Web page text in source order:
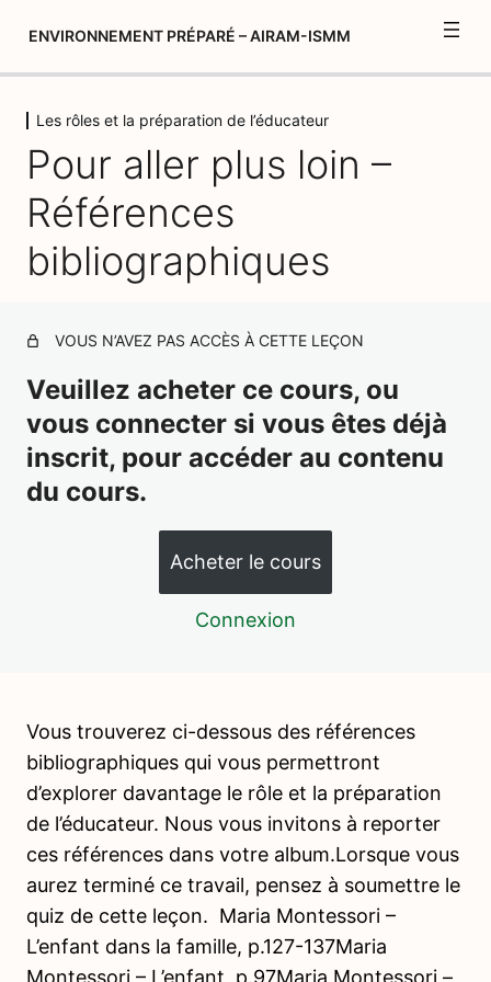
ENVIRONNEMENT PRÉPARÉ – AIRAM-ISMM
Créer votre album de formation
2 leçons, 1 quiz
Introduction
1 leçon, 1 quiz
6 leçons, 5 quiz
Les rôles et la préparation de
l'éducateur
Les rôles et la préparation de l'éducateur
Les rôles et la préparation de l'éducateur – Pour
approfondir
Pour aller plus loin – Références bibliographiques
Aide utile, aide inutile
nationale
7 leçons, 6 quiz
Les rôles et la préparation de l’éducateur
Pour aller plus loin –
Références
bibliographiques
VOUS N’AVEZ PAS ACCÈS À CETTE LEÇON
Veuillez acheter ce cours, ou
vous connecter si vous êtes déjà
inscrit, pour accéder au contenu
du cours.
Acheter le cours
Connexion
Vous trouverez ci-dessous des références
bibliographiques qui vous permettront
d’explorer davantage le rôle et la préparation
de l’éducateur. Nous vous invitons à reporter
ces références dans votre album.Lorsque vous
aurez terminé ce travail, pensez à soumettre le
quiz de cette leçon. Maria Montessori –
L’enfant dans la famille, p.127-137Maria
Montessori – L’enfant, p.97Maria Montessori –